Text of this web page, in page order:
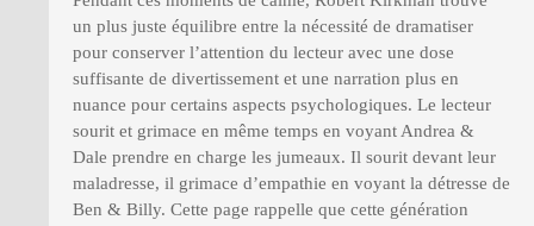
un plus juste équilibre entre la nécessité de dramatiser
pour conserver l’attention du lecteur avec une dose
suffisante de divertissement et une narration plus en
nuance pour certains aspects psychologiques. Le lecteur
sourit et grimace en même temps en voyant Andrea &
Dale prendre en charge les jumeaux. Il sourit devant leur
maladresse, il grimace d’empathie en voyant la détresse de
Ben & Billy. Cette page rappelle que cette génération